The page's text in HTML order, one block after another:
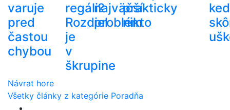
varuje
pred
častou
chybou
regáli?
Rozdiel
je
v
škrupine
najväčší
problém
prakticky
nikto
Návrat hore
Všetky články z kategórie Poradňa